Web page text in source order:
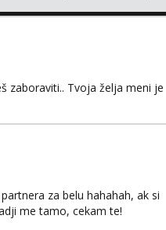
zaboraviti.. Tvoja želja meni je
za belu hahahah, ak si
me tamo, cekam te!